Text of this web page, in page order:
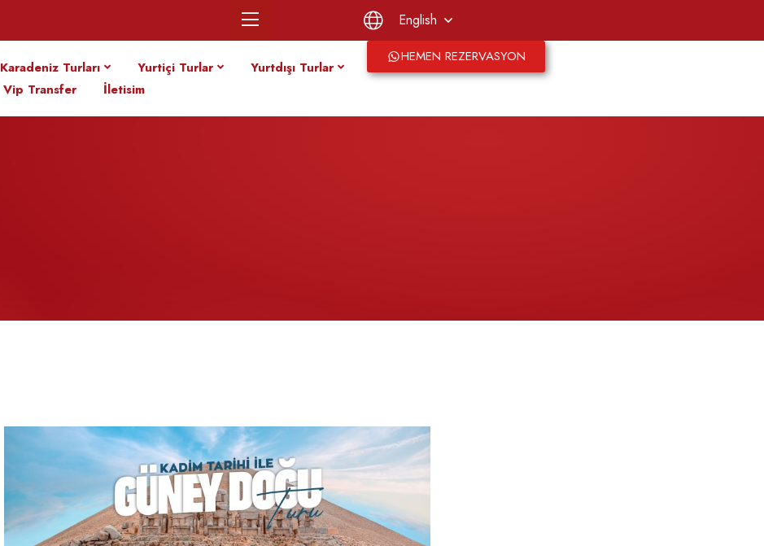
English
Karadeniz Turları Yurtiçi Turlar
Yurtdışı Turlar
Vip Transfer
İletisim
HEMEN REZERVASYON